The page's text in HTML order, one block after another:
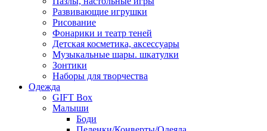
Развивающие игрушки
Рисование
Фонарики и театр теней
Детская косметика, аксессуары
Музыкальные шары. шкатулки
Зонтики
Наборы для творчества
Одежда
GIFT Box
Малыши
Боди